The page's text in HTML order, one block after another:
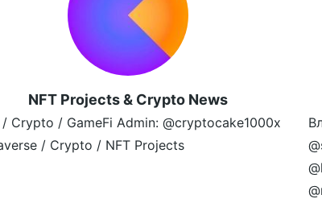
NFT Projects & Crypto News
/ Crypto / GameFi Admin: @cryptocake1000x
/ Crypto / NFT Projects